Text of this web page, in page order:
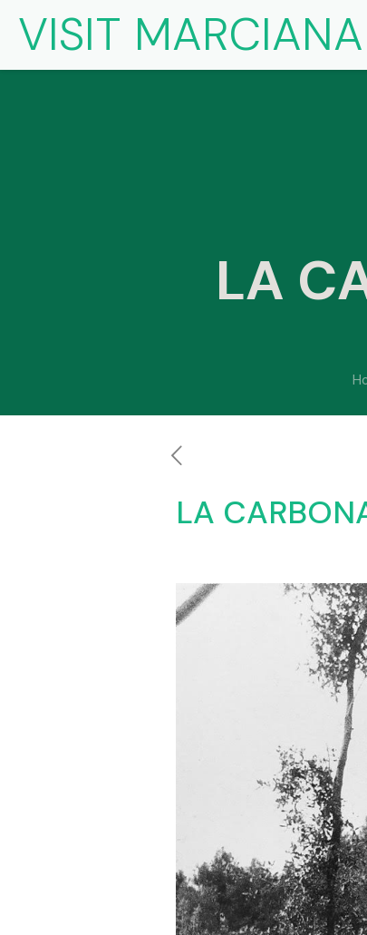
VISIT MARCIANA
LA
LA